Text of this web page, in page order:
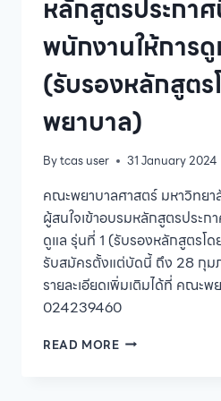
หลักสูตรประกา
พนักงานให้การดู
(รับรองหลักสูตร
พยาบาล)
Bytcas user 31 January 2024
คณะพยาบาลศาสตร์ มหาวิทย
ผู้สนใจเข้าอบรมหลักสูตรประ
ดูแล รุ่นที่ 1 (รับรองหลักสูตรโ
รับสมัครตั้งแต่บัดนี้ ถึง 28 กุม
รายละเอียดเพิ่มเติมได้ที่ คณะพ
024239460
READ MOREคณะ